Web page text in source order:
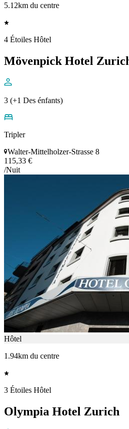
5.12km du centre
4 Étoiles Hôtel
Mövenpick Hotel
3 (+1 Des énfants)
Tripler
Walter-Mittelholzer-Strasse 8
115,33 €
/Nuit
Hôtel
1.94km du centre
3 Étoiles Hôtel
Olympia Hotel Zurich